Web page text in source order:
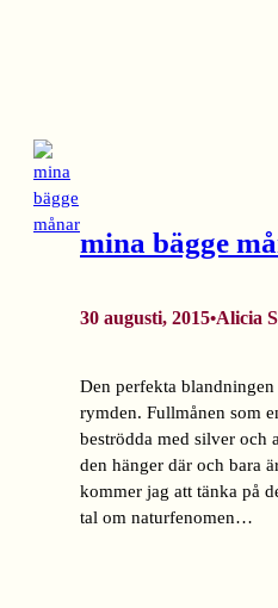
mina bägge
30 augusti, 2015•Alicia
Den perfekta
rymden. Fullmånen som
beströdda med silver och
den hänger där och bara
kommer jag att tänka på
tal om naturfenomen…